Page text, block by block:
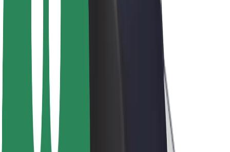
Fenntarthatóság a Boltnál
Blog
Sajtószoba
Küldetés
Befektetői kapcsolatok
Vezetőség
Márka